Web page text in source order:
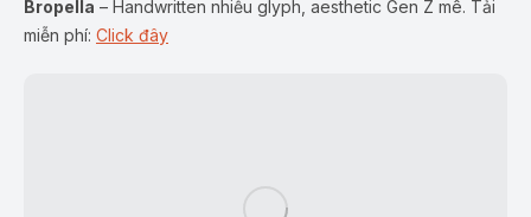
Bropella – Handwritten nhiều glyph, aesthetic Gen Z mê. Tải
miễn phí: Click đây